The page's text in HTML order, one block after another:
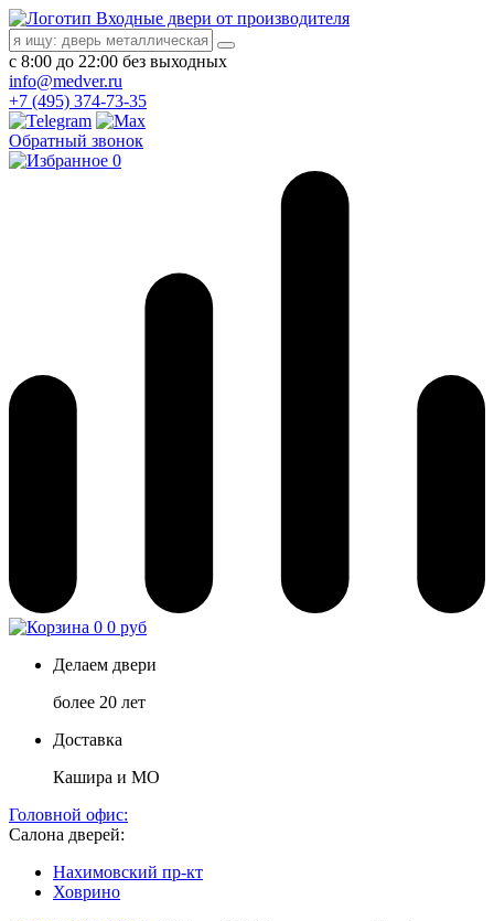
Входные двери от производителя
с 8:00 до 22:00 без выходных
info@medver.ru
+7 (495) 374-73-35
Обратный звонок
0
0 0 руб
Делаем двери
более 20 лет
Доставка
Кашира и МО
Головной офис:
Салона дверей:
Нахимовский пр-кт
Ховрино